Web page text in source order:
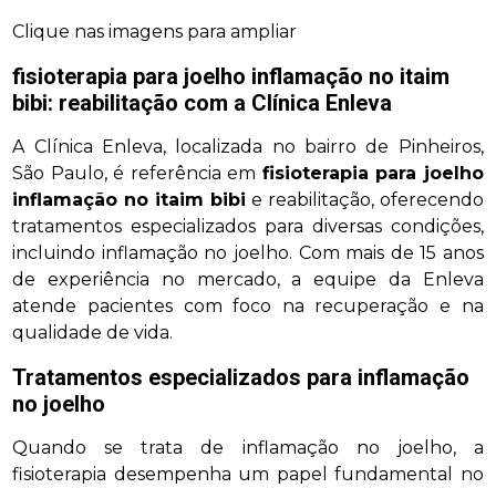
Clique nas imagens para ampliar
fisioterapia para joelho inflamação no itaim
bibi: reabilitação com a Clínica Enleva
A Clínica Enleva, localizada no bairro de Pinheiros,
São Paulo, é referência em fisioterapia para joelho
inflamação no itaim bibi e reabilitação, oferecendo
tratamentos especializados para diversas condições,
incluindo inflamação no joelho. Com mais de 15 anos
de experiência no mercado, a equipe da Enleva
atende pacientes com foco na recuperação e na
qualidade de vida.
Tratamentos especializados para inflamação
no joelho
Quando se trata de inflamação no joelho, a
fisioterapia desempenha um papel fundamental no